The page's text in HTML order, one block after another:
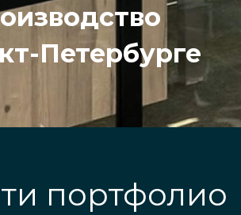
Петербурге
портфолио